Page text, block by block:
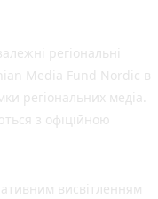
регіональні
Media Fund Nordic в
регіональних медіа.
з офіційною
висвітленням